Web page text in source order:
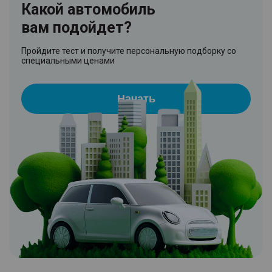
Какой автомобиль
вам подойдет?
Пройдите тест и получите персональную подборку со
специальными ценами
Начать